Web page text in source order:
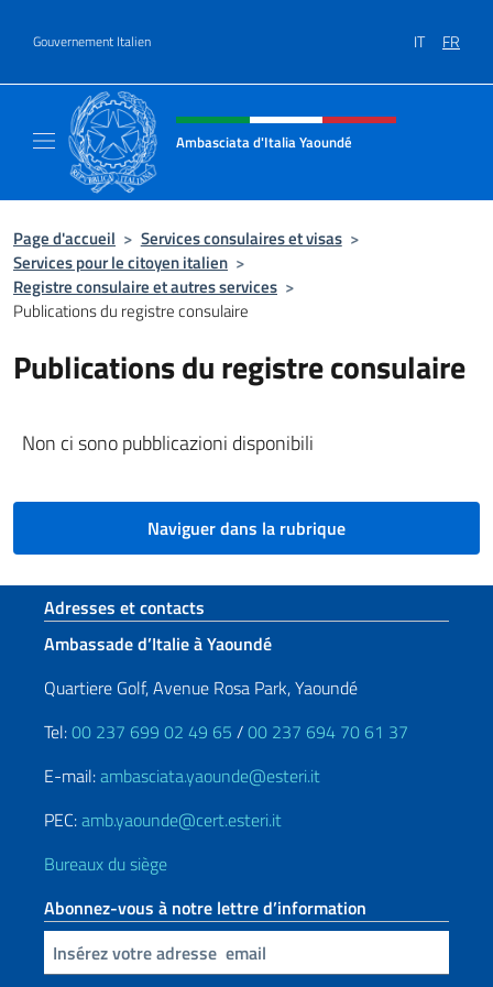
Gouvernement Italien IT FR
Site Web, social et en-tête de
Ambasciata d'Italia Yaoundé
Page d'accueil > Services consulaires et visas >
Services pour le citoyen italien >
Registre consulaire et autres services >
Publications du registre consulaire
Publications du registre consulaire
Non ci sono pubblicazioni disponibili
Naviguer dans la rubrique
Section de pied de page
Adresses et contacts
Ambassade d’Italie à Yaoundé
Quartiere Golf, Avenue Rosa Park, Yaoundé
Tel:00 237 699 02 49 65 /00 237 694 70 61 37
E-mail:ambasciata.yaounde@esteri.it
PEC:amb.yaounde@cert.esteri.it
Bureaux du siège
Abonnez-vous à notre lettre d’information
Insert your email